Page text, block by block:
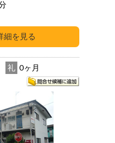
5分
礼 0ヶ月